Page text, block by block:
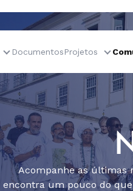
DocumentosProjetos
Acompanhe as últimas
encontra um pouco do